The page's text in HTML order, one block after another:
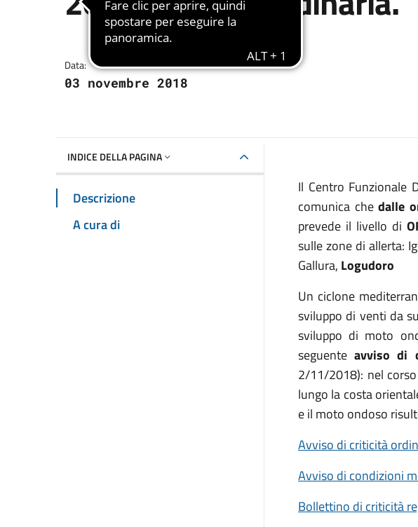
Dettagli della notizia
Data:
03 novembre 2018
INDICE DELLA PAGINA
Descrizione
A cura di
Il Centro Funzionale
comunica chedalle
prevede il livello di
sulle zone di allerta:
Gallura, Logudoro
Un ciclone
sviluppo di venti da
sviluppo di moto
seguenteavviso di
2/11/2018): nel
lungo la costa
e il moto ondoso
Avviso di criticità
Avviso di condizioni
Bollettino di criticità